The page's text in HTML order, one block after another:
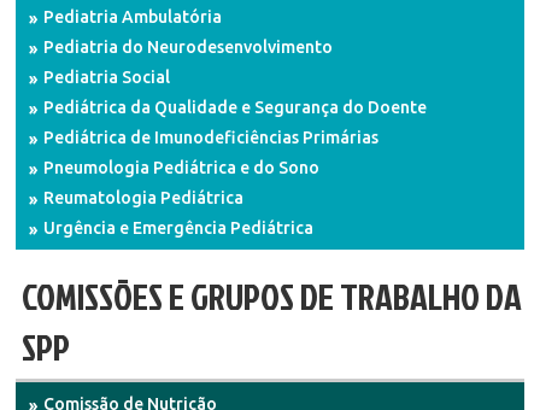
Pediatria Ambulatória
Pediatria do Neurodesenvolvimento
Pediatria Social
Pediátrica da Qualidade e Segurança do Doente
Pediátrica de Imunodeficiências Primárias
Pneumologia Pediátrica e do Sono
Reumatologia Pediátrica
Urgência e Emergência Pediátrica
COMISSÕES E GRUPOS DE TRABALHO DA
SPP
Comissão de Nutrição